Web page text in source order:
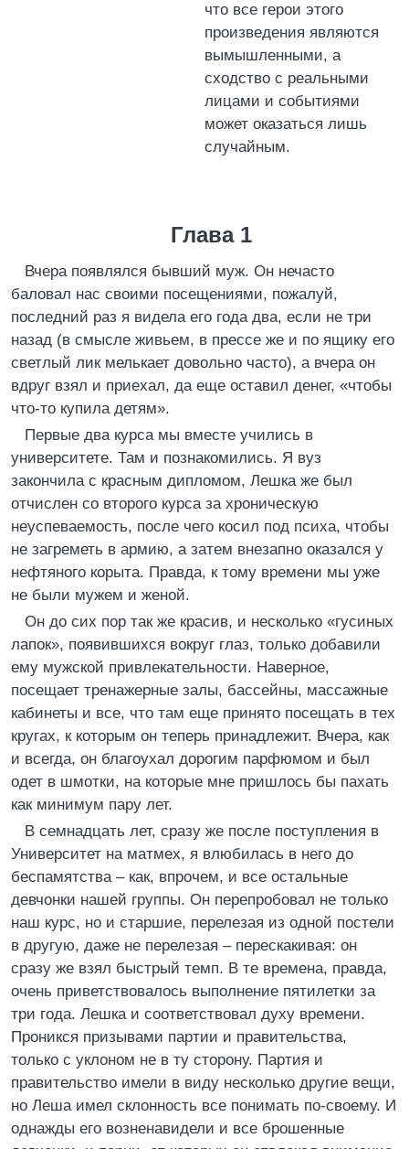
что все герои этого
произведения являются
вымышленными, а
сходство с реальными
лицами и событиями
может оказаться лишь
случайным.
Глава 1
Вчера появлялся бывший муж. Он нечасто
баловал нас своими посещениями, пожалуй,
последний раз я видела его года два, если не три
назад (в смысле живьем, в прессе же и по ящику его
светлый лик мелькает довольно часто), а вчера он
вдруг взял и приехал, да еще оставил денег, «чтобы
что-то купила детям».
Первые два курса мы вместе учились в
университете. Там и познакомились. Я вуз
закончила с красным дипломом, Лешка же был
отчислен со второго курса за хроническую
неуспеваемость, после чего косил под психа, чтобы
не загреметь в армию, а затем внезапно оказался у
нефтяного корыта. Правда, к тому времени мы уже
не были мужем и женой.
Он до сих пор так же красив, и несколько «гусиных
лапок», появившихся вокруг глаз, только добавили
ему мужской привлекательности. Наверное,
посещает тренажерные залы, бассейны, массажные
кабинеты и все, что там еще принято посещать в тех
кругах, к которым он теперь принадлежит. Вчера, как
и всегда, он благоухал дорогим парфюмом и был
одет в шмотки, на которые мне пришлось бы пахать
как минимум пару лет.
В семнадцать лет, сразу же после поступления в
Университет на матмех, я влюбилась в него до
беспамятства – как, впрочем, и все остальные
девчонки нашей группы. Он перепробовал не только
наш курс, но и старшие, перелезая из одной постели
в другую, даже не перелезая – перескакивая: он
сразу же взял быстрый темп. В те времена, правда,
очень приветствовалось выполнение пятилетки за
три года. Лешка и соответствовал духу времени.
Проникся призывами партии и правительства,
только с уклоном не в ту сторону. Партия и
правительство имели в виду несколько другие вещи,
но Леша имел склонность все понимать по-своему. И
однажды его возненавидели и все брошенные